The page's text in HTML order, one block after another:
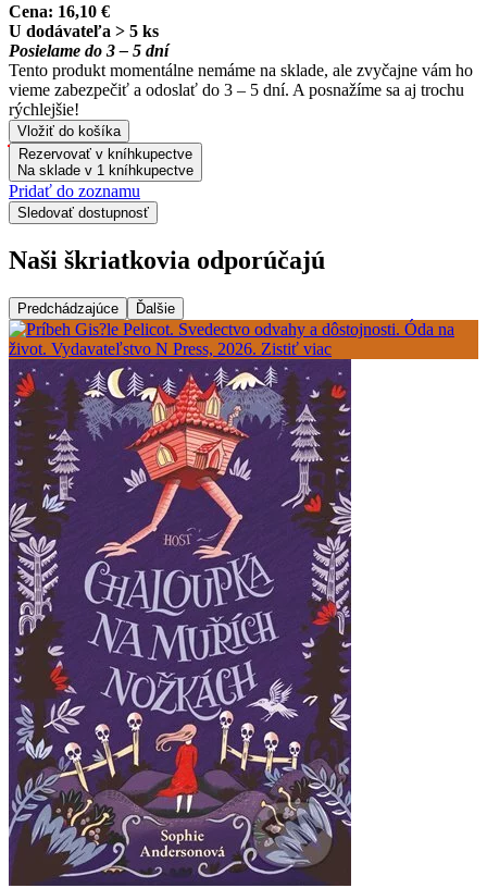
Cena: 16,10 €
U dodávateľa > 5 ks
Posielame do 3 – 5 dní
Tento produkt momentálne nemáme na sklade, ale zvyčajne vám ho
vieme zabezpečiť a odoslať do 3 – 5 dní. A posnažíme sa aj trochu
rýchlejšie!
Vložiť do košíka
Rezervovať v kníhkupectve
Na sklade v 1 kníhkupectve
Pridať do zoznamu
Sledovať dostupnosť
Naši škriatkovia odporúčajú
Predchádzajúce Ďalšie